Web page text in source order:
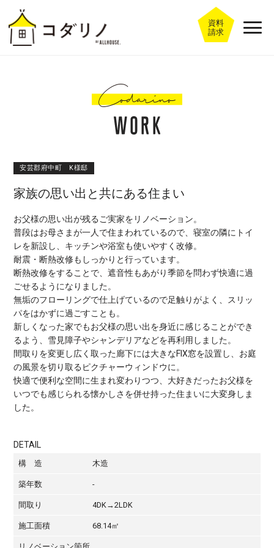
資料
請求
安芸郡府中町 K様邸
家族の思い出と共にある住まい
お父様の思い出が残るご実家をリノベーション。
普段はお母さまが一人で住まわれているので、寝室の隣にトイ
レを新設し、キッチンや浴室も使いやすく改修。
耐震・断熱改修もしっかりと行っています。
断熱改修をすることで、遮音性もあがり季節を問わず快適に過
ごせるようになりました。
無垢のフローリングで仕上げているので足触りがよく、スリッ
パをはかずに過ごすことも。
新しくなった家でもお父様の思い出を身近に感じることができ
るよう、雪見障子やシャンデリアなどを再利用しました。
間取りを変更し広く取った廊下には大きなFIX窓を設置し、お庭
の風景を切り取るピクチャーウィンドウに。
快適で便利な空間に生まれ変わりつつ、大好きだったお父様を
いつでも感じられる懐かしさを併せ持った住まいに大変身しま
した。
DETAIL
構 造 木造
築年数 -
間取り 4DK→2LDK
施工面積 68.14㎡